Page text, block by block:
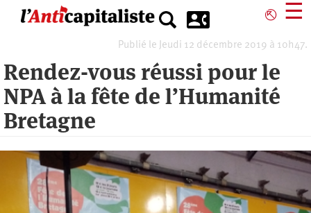
⎋ ☰
Publié le Jeudi 12 décembre 2019 à 10h47.
Rendez-vous réussi pour le
NPA à la fête de l’Humanité
Bretagne